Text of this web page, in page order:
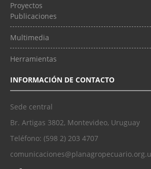
Proyectos
Publicaciones
Multimedia
Herramientas
INFORMACIÓN DE CONTACTO
Sede central
Br. Artigas 3802, Montevideo, Uruguay
Teléfono: (598 2) 203 4707